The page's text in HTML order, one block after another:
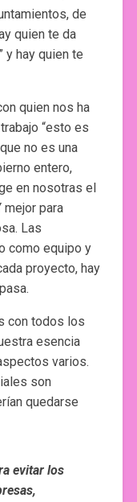
de
quien te da
y hay quien te
quien nos ha
“esto es
no es una
entero,
en nosotras el
mejor para
Las
como equipo y
proyecto, hay
con todos los
esencia
varios.
son
quedarse
evitar los